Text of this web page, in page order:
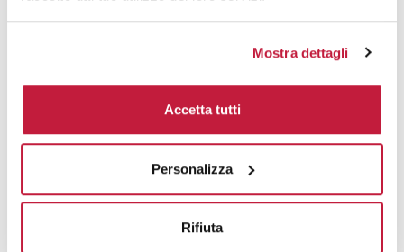
Mostra dettagli
Accetta tutti
Personalizza
Rifiuta